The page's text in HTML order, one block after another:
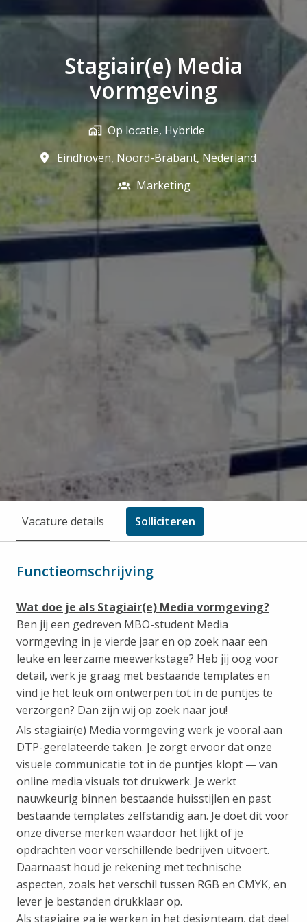
Stagiair(e) Media
vormgeving
Op locatie, Hybride
Eindhoven, Noord-Brabant, Nederland
Marketing
Vacature details Solliciteren
Functieomschrijving
Wat doe je als Stagiair(e) Media vormgeving?
Ben jij een gedreven MBO-student Media
vormgeving in je vierde jaar en op zoek naar een
leuke en leerzame meewerkstage? Heb jij oog voor
detail, werk je graag met bestaande templates en
vind je het leuk om ontwerpen tot in de puntjes te
verzorgen? Dan zijn wij op zoek naar jou!
Als stagiair(e) Media vormgeving werk je vooral aan
DTP-gerelateerde taken. Je zorgt ervoor dat onze
visuele communicatie tot in de puntjes klopt — van
online media visuals tot drukwerk. Je werkt
nauwkeurig binnen bestaande huisstijlen en past
bestaande templates zelfstandig aan. Je doet dit voor
onze diverse merken waardoor het lijkt of je
opdrachten voor verschillende bedrijven uitvoert.
Daarnaast houd je rekening met technische
aspecten, zoals het verschil tussen RGB en CMYK, en
lever je bestanden drukklaar op.
Als stagiaire ga je werken in het designteam, dat deel